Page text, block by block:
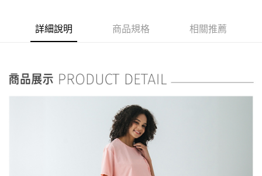
詳細說明 商品規格 相關推薦